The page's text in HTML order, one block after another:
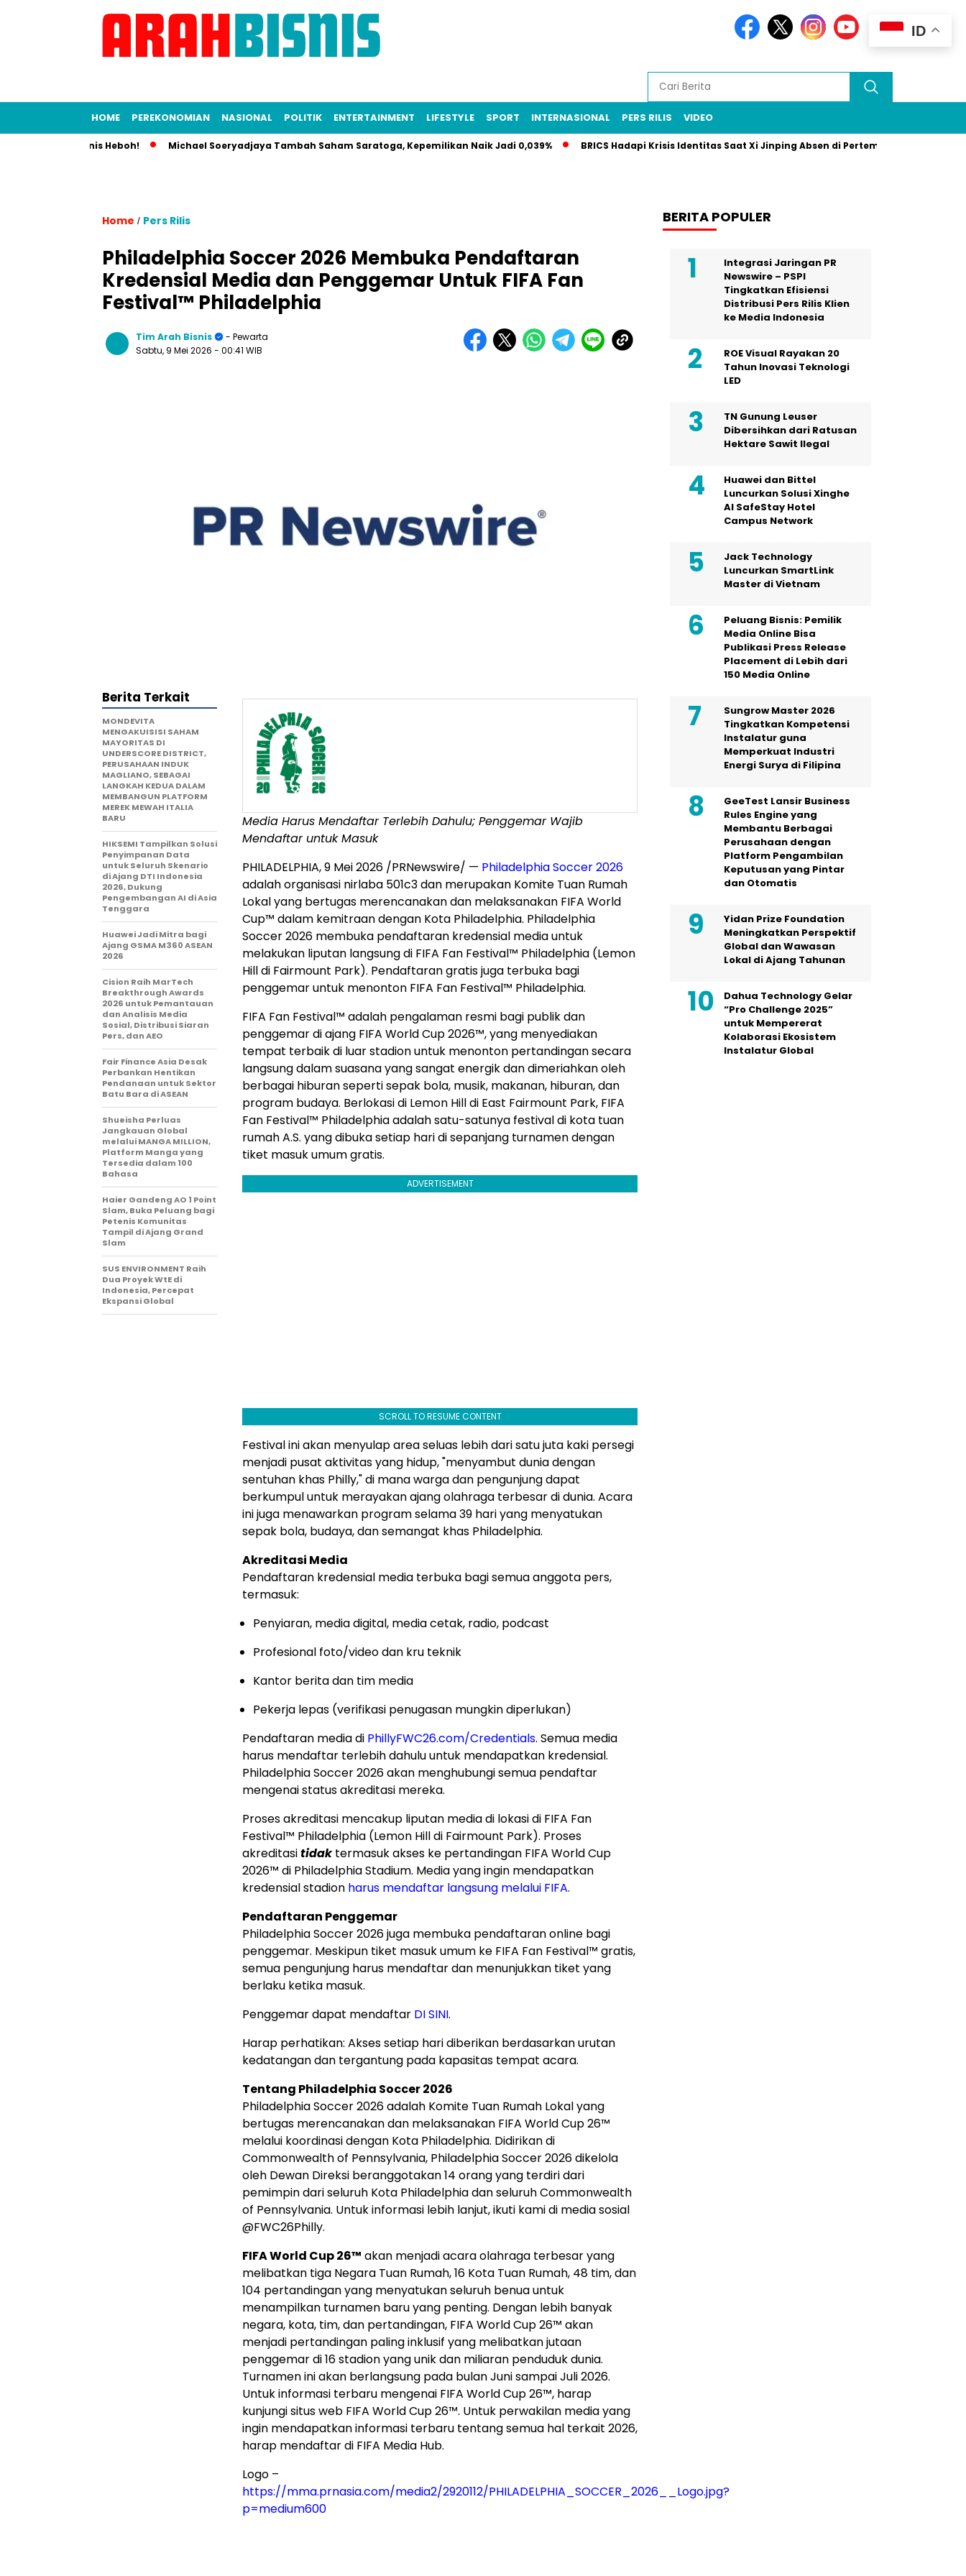
HOME PEREKONOMIAN NASIONAL POLITIK ENTERTAINMENT LIFESTYLE SPORT INTERNASIONAL PERS RILIS VIDEO
Dunia Bisnis Heboh! Michael Soeryadjaya Tambah Saham Saratoga, Kepemilikan Naik Jadi 0,039% BRICS Hadapi Krisis Identitas Saat Xi Jinping Absen di Pertemuan Puncak Rio
Home / Pers Rilis
Philadelphia Soccer 2026 Membuka Pendaftaran
Kredensial Media dan Penggemar Untuk FIFA Fan
Festival™ Philadelphia
Tim Arah Bisnis
- Pewarta
Sabtu, 9 Mei 2026 - 00:41 WIB
Media Harus Mendaftar Terlebih Dahulu; Penggemar Wajib
Mendaftar untuk Masuk
PHILADELPHIA,9 Mei 2026 /PRNewswire/ — Philadelphia Soccer 2026
adalah organisasi nirlaba 501c3 dan merupakan Komite Tuan Rumah
Lokal yang bertugas merencanakan dan melaksanakan FIFA World
Cup™ dalam kemitraan dengan Kota Philadelphia. Philadelphia
Soccer 2026 membuka pendaftaran kredensial media untuk
melakukan liputan langsung di FIFA Fan Festival™ Philadelphia (Lemon
Hill di Fairmount Park). Pendaftaran gratis juga terbuka bagi
penggemar untuk menonton FIFA Fan Festival™ Philadelphia.
FIFA Fan Festival™ adalah pengalaman resmi bagi publik dan
penggemar di ajang FIFA World Cup 2026™, yang menyediakan
tempat terbaik di luar stadion untuk menonton pertandingan secara
langsung dalam suasana yang sangat energik dan dimeriahkan oleh
berbagai hiburan seperti sepak bola, musik, makanan, hiburan, dan
program budaya. Berlokasi di Lemon Hill di East Fairmount Park, FIFA
Fan Festival™ Philadelphia adalah satu-satunya festival di kota tuan
rumah A.S. yang dibuka setiap hari di sepanjang turnamen dengan
tiket masuk umum gratis.
ADVERTISEMENT
SCROLL TO RESUME CONTENT
Festival ini akan menyulap area seluas lebih dari satu juta kaki persegi
menjadi pusat aktivitas yang hidup, "menyambut dunia dengan
sentuhan khas Philly," di mana warga dan pengunjung dapat
berkumpul untuk merayakan ajang olahraga terbesar di dunia. Acara
ini juga menawarkan program selama 39 hari yang menyatukan
sepak bola, budaya, dan semangat khas Philadelphia.
Akreditasi Media
Pendaftaran kredensial media terbuka bagi semua anggota pers,
termasuk:
Penyiaran, media digital, media cetak, radio, podcast
Profesional foto/video dan kru teknik
Kantor berita dan tim media
Pekerja lepas (verifikasi penugasan mungkin diperlukan)
Pendaftaran media di PhillyFWC26.com/Credentials. Semua media
harus mendaftar terlebih dahulu untuk mendapatkan kredensial.
Philadelphia Soccer 2026 akan menghubungi semua pendaftar
mengenai status akreditasi mereka.
Proses akreditasi mencakup liputan media di lokasi di FIFA Fan
Festival™ Philadelphia (Lemon Hill di Fairmount Park). Proses
akreditasitidaktermasuk akses ke pertandingan FIFA World Cup
2026™ di Philadelphia Stadium. Media yang ingin mendapatkan
kredensial stadion harus mendaftar langsung melalui FIFA.
Pendaftaran Penggemar
Philadelphia Soccer 2026 juga membuka pendaftaran online bagi
penggemar. Meskipun tiket masuk umum ke FIFA Fan Festival™ gratis,
semua pengunjung harus mendaftar dan menunjukkan tiket yang
berlaku ketika masuk.
Penggemar dapat mendaftar DI SINI.
Harap perhatikan: Akses setiap hari diberikan berdasarkan urutan
kedatangan dan tergantung pada kapasitas tempat acara.
Tentang Philadelphia Soccer 2026
Philadelphia Soccer 2026 adalah Komite Tuan Rumah Lokal yang
bertugas merencanakan dan melaksanakan FIFA World Cup 26™
melalui koordinasi dengan Kota Philadelphia. Didirikan di
Commonwealth of Pennsylvania, Philadelphia Soccer 2026 dikelola
oleh Dewan Direksi beranggotakan 14 orang yang terdiri dari
pemimpin dari seluruh Kota Philadelphia dan seluruh Commonwealth
of Pennsylvania. Untuk informasi lebih lanjut, ikuti kami di media sosial
@FWC26Philly.
FIFA World Cup 26™ akan menjadi acara olahraga terbesar yang
melibatkan tiga Negara Tuan Rumah, 16 Kota Tuan Rumah, 48 tim, dan
104 pertandingan yang menyatukan seluruh benua untuk
menampilkan turnamen baru yang penting. Dengan lebih banyak
negara, kota, tim, dan pertandingan, FIFA World Cup 26™ akan
menjadi pertandingan paling inklusif yang melibatkan jutaan
penggemar di 16 stadion yang unik dan miliaran penduduk dunia.
Turnamen ini akan berlangsung pada bulan Juni sampai Juli 2026.
Untuk informasi terbaru mengenai FIFA World Cup 26™, harap
kunjungi situs web FIFA World Cup 26™. Untuk perwakilan media yang
ingin mendapatkan informasi terbaru tentang semua hal terkait 2026,
harap mendaftar di FIFA Media Hub.
Logo –
https://mma.prnasia.com/media2/2920112/PHILADELPHIA_SOCCER_2026__Logo.jpg?
p=medium600
Berita Terkait
MONDEVITA
MENGAKUISISI SAHAM
MAYORITAS DI
UNDERSCORE DISTRICT,
PERUSAHAAN INDUK
MAGLIANO, SEBAGAI
LANGKAH KEDUA DALAM
MEMBANGUN PLATFORM
MEREK MEWAH ITALIA
BARU
HIKSEMI Tampilkan Solusi
Penyimpanan Data
untuk Seluruh Skenario
di Ajang DTI Indonesia
2026, Dukung
Pengembangan AI di Asia
Tenggara
Huawei Jadi Mitra bagi
Ajang GSMA M360 ASEAN
2026
Cision Raih MarTech
Breakthrough Awards
2026 untuk Pemantauan
dan Analisis Media
Sosial, Distribusi Siaran
Pers, dan AEO
Fair Finance Asia Desak
Perbankan Hentikan
Pendanaan untuk Sektor
Batu Bara di ASEAN
Shueisha Perluas
Jangkauan Global
melalui MANGA MILLION,
Platform Manga yang
Tersedia dalam 100
Bahasa
Haier Gandeng AO 1 Point
Slam, Buka Peluang bagi
Petenis Komunitas
Tampil di Ajang Grand
Slam
SUS ENVIRONMENT Raih
Dua Proyek WtE di
Indonesia, Percepat
Ekspansi Global
BERITA POPULER
Integrasi Jaringan PR
Newswire – PSPI
Tingkatkan Efisiensi
Distribusi Pers Rilis Klien
ke Media Indonesia
ROE Visual Rayakan 20
Tahun Inovasi Teknologi
LED
TN Gunung Leuser
Dibersihkan dari Ratusan
Hektare Sawit Ilegal
Huawei dan Bittel
Luncurkan Solusi Xinghe
Al SafeStay Hotel
Campus Network
Jack Technology
Luncurkan SmartLink
Master di Vietnam
Peluang Bisnis: Pemilik
Media Online Bisa
Publikasi Press Release
Placement di Lebih dari
150 Media Online
Sungrow Master 2026
Tingkatkan Kompetensi
Instalatur guna
Memperkuat Industri
Energi Surya di Filipina
GeeTest Lansir Business
Rules Engine yang
Membantu Berbagai
Perusahaan dengan
Platform Pengambilan
Keputusan yang Pintar
dan Otomatis
Yidan Prize Foundation
Meningkatkan Perspektif
Global dan Wawasan
Lokal di Ajang Tahunan
Dahua Technology Gelar
“Pro Challenge 2025”
untuk Mempererat
Kolaborasi Ekosistem
Instalatur Global
ID